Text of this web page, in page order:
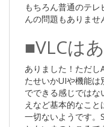
もちろん普通のテ
んの問題もありませ
■VLCは
ありました！ただ
たせいかUIや機能
でできる感じでは
えなど基本的なこ
一切ないようです。